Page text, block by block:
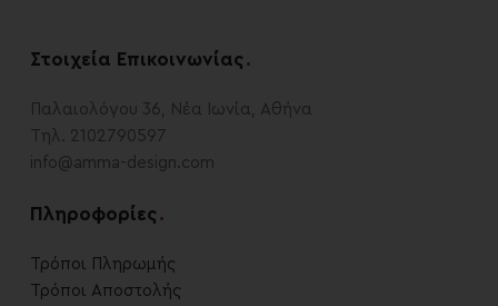
Στοιχεία Επικοινωνίας .
Παλαιολόγου 36, Νέα Ιωνία, Αθήνα
Τηλ. 2102790597
info@amma-design.com
Πληροφορίες .
Τρόποι Πληρωμής
Τρόποι Αποστολής